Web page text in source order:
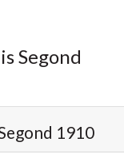
Segond
1910